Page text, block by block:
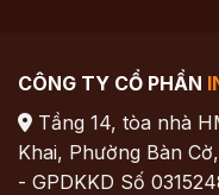
CÔNG TY CỔ PHẦN
Tầng 14, tòa nhà
Khai, Phường Bàn
- GPDKKD Số